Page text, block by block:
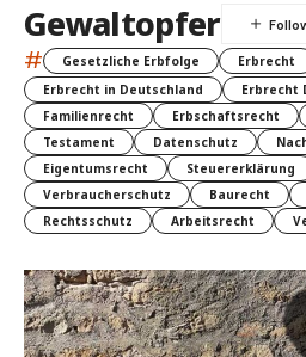
Gewaltopfer
# Gesetzliche Erbfolge Erbrecht
Erbrecht in Deutschland
Erbrecht
Familienrecht
Erbschaftsrecht
Testament
Datenschutz
Eigentumsrecht
Steuererklärung
Verbraucherschutz
Baurecht
Rechtsschutz
Arbeitsrecht